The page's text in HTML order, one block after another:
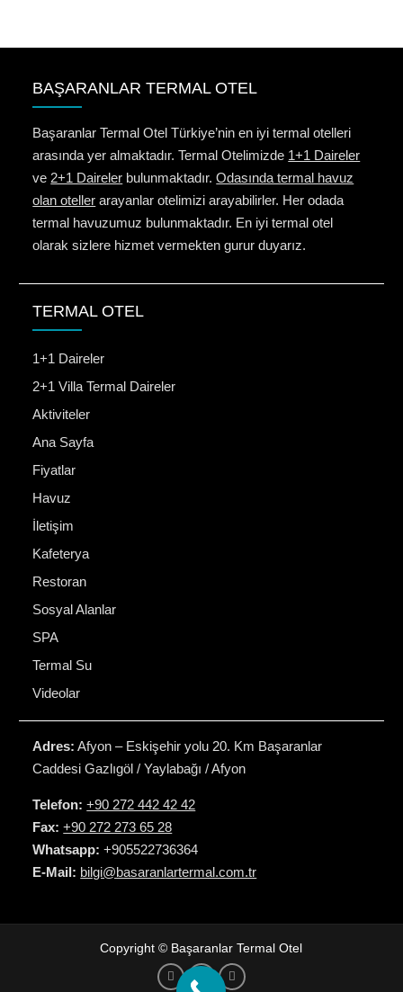
BAŞARANLAR TERMAL OTEL
Başaranlar Termal Otel Türkiye’nin en iyi termal otelleri
arasında yer almaktadır. Termal Otelimizde 1+1 Daireler
ve 2+1 Daireler bulunmaktadır.Odasında termal havuz
olan oteller arayanlar otelimizi arayabilirler. Her odada
termal havuzumuz bulunmaktadır. En iyi termal otel
olarak sizlere hizmet vermekten gurur duyarız.
TERMAL OTEL
1+1 Daireler
2+1 Villa Termal Daireler
Aktiviteler
Ana Sayfa
Fiyatlar
Havuz
İletişim
Kafeterya
Restoran
Sosyal Alanlar
SPA
Termal Su
Videolar
Adres: Afyon – Eskişehir yolu 20. Km Başaranlar
Caddesi Gazlıgöl / Yaylabağı / Afyon
Telefon: +90 272 442 42 42
Fax: +90 272 273 65 28
Whatsapp: +905522736364
E-Mail: bilgi@basaranlartermal.com.tr
Copyright © Başaranlar Termal Otel